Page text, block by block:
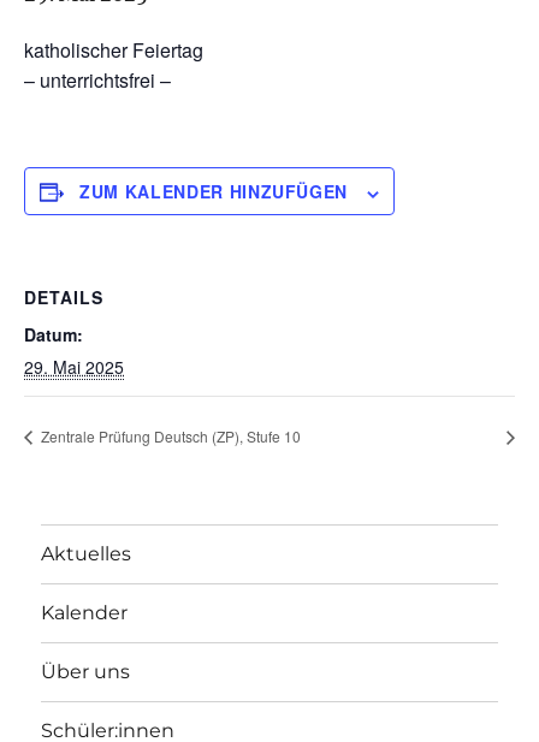
katholischer Feiertag
– unterrichtsfrei –
ZUM KALENDER HINZUFÜGEN
DETAILS
Datum:
29. Mai 2025
Zentrale Prüfung Deutsch (ZP), Stufe 10
Aktuelles
Kalender
Über uns
Schüler:innen